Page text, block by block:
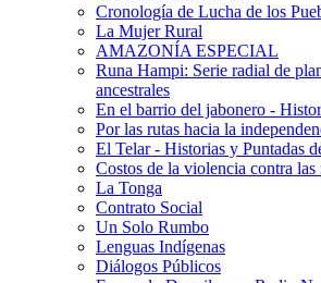
Cronología de Lucha de los
La Mujer Rural
AMAZONÍA ESPECIAL
Runa Hampi: Serie radial de
ancestrales
En el barrio del jabonero -
Por las rutas hacia la
El Telar - Historias y Puntadas
Costos de la violencia contra las
La Tonga
Contrato Social
Un Solo Rumbo
Lenguas Indígenas
Diálogos Públicos